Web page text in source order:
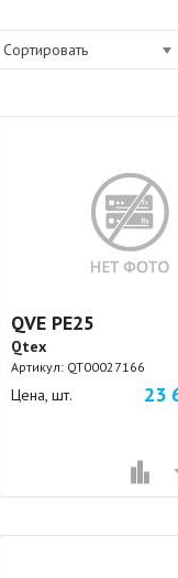
Сортировать
QVE PE25
Qtex
Артикул: QT00027166
Цена, шт. 23